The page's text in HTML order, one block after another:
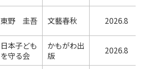
東野 圭吾 文藝春秋 2026.8
日本子ども
を守る会
かもがわ出
版
2026.8